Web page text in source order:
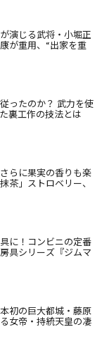
演じる武将・小堀正
が重用、“出家を重
ったのか？ 武力を使
裏工作の技法とは
らに果実の香りも楽
茶」ストロベリー、
に！コンビニの定番
具シリーズ『ジムマ
初の巨大都城・藤原
女帝・持統天皇の凄